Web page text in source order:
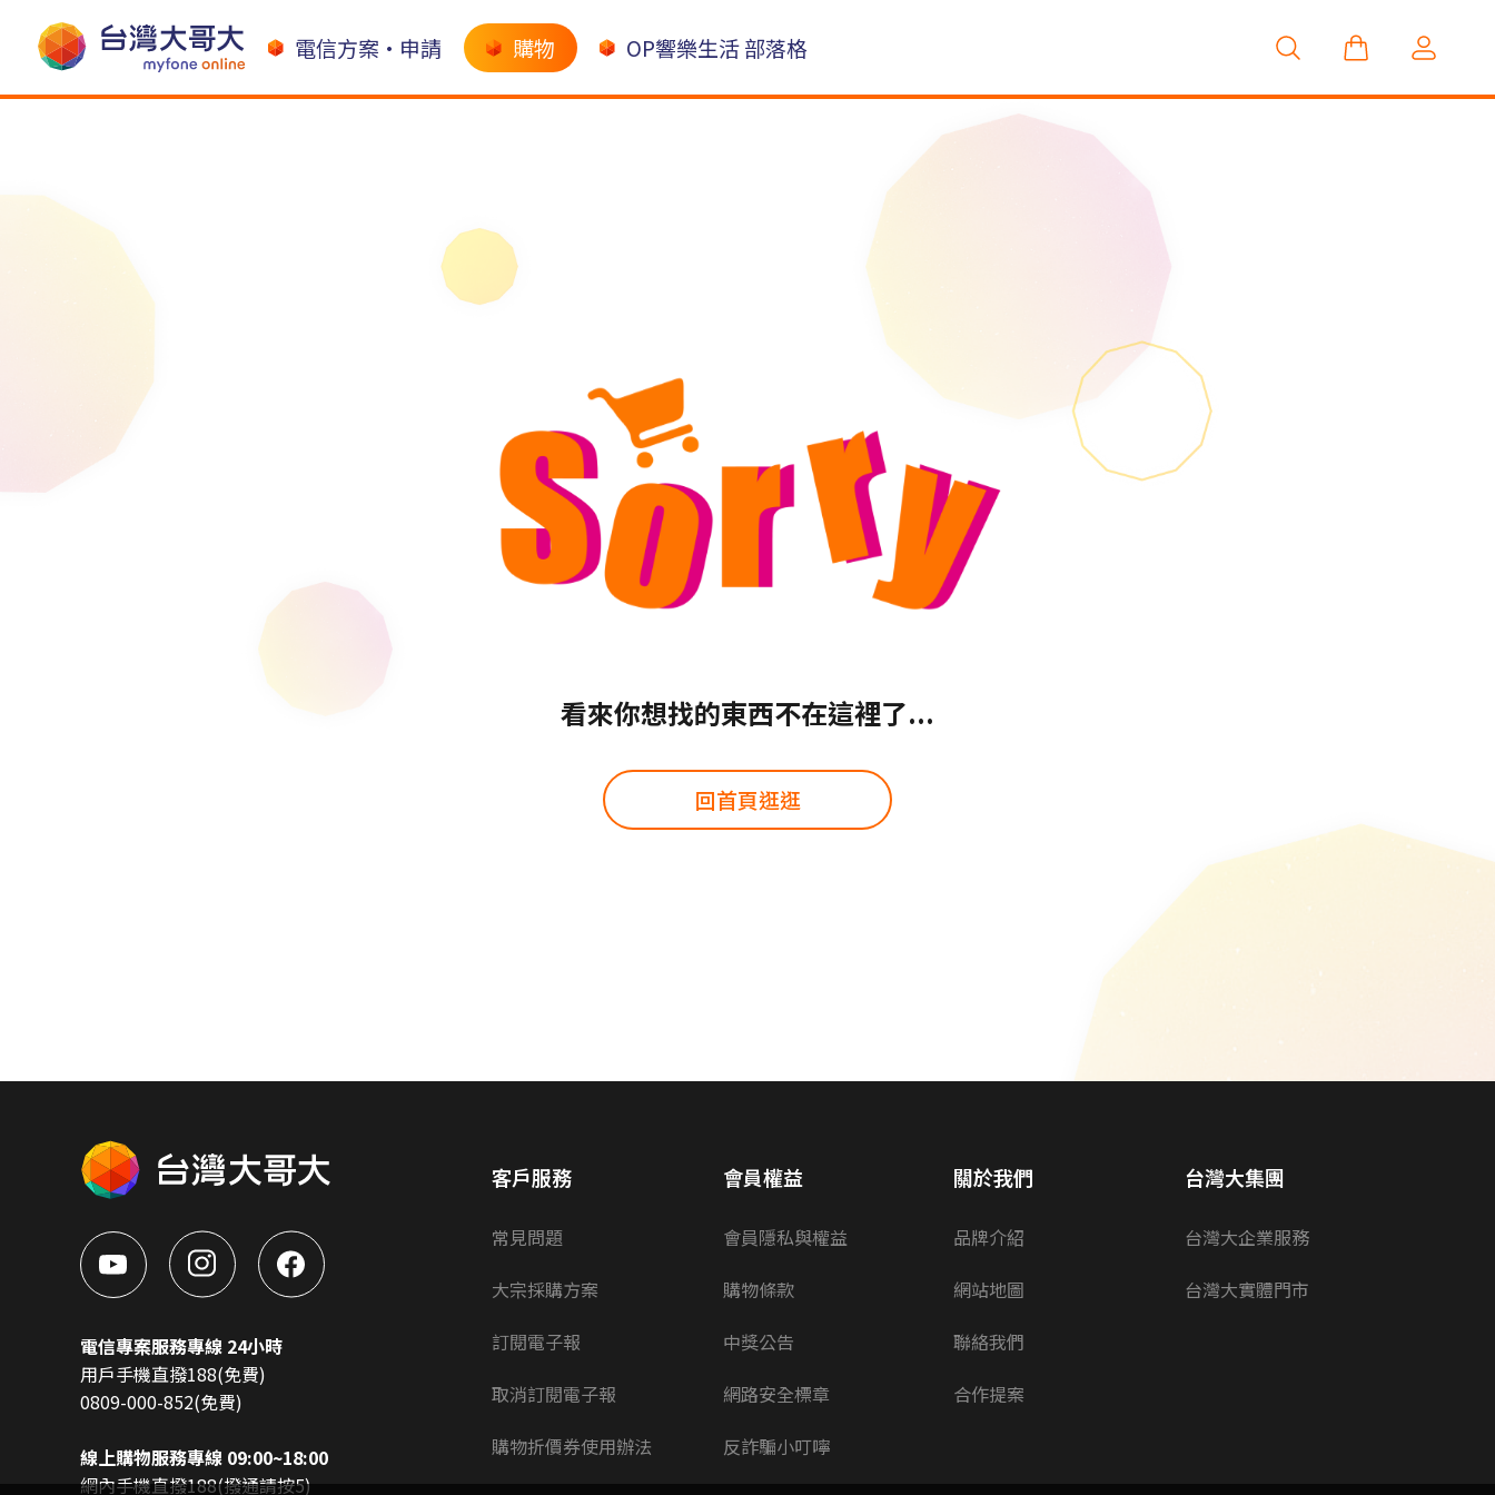
電信方案•申請 購物 OP響樂生活 部落格
看來你想找的東西不在這裡了...
回首頁逛逛
電信專案服務專線 24小時
用戶手機直撥188(免費)
0809-000-852(免費)
線上購物服務專線 09:00~18:00
網內手機直撥188(撥通請按5)
客戶服務
常見問題
大宗採購方案
訂閱電子報
取消訂閱電子報
購物折價券使用辦法
會員權益
會員隱私與權益
購物條款
中獎公告
網路安全標章
反詐騙小叮嚀
關於我們
品牌介紹
網站地圖
聯絡我們
合作提案
台灣大集團
台灣大企業服務
台灣大實體門市